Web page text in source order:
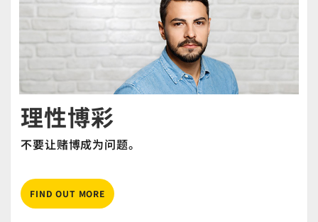
理性博彩
不要让赌博成为问题。
FIND OUT MORE